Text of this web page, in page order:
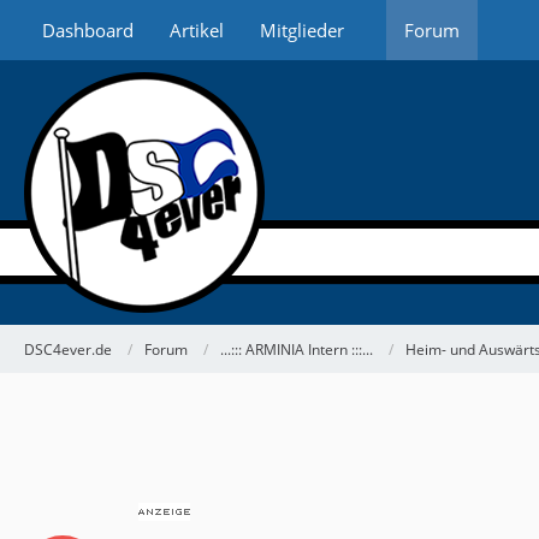
Dashboard Artikel Mitglieder Forum
DSC4ever.de Forum ...::: ARMINIA Intern :::... Heim- und